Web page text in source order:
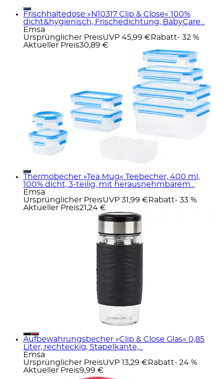
Frischhaltedose »N10317 Clip & Close« 100%
dicht&hygienisch, Frischedichtung, BabyCare...
Emsa
Ursprünglicher PreisUVP 45,99 € Rabatt- 32 %
Aktueller Preis30,89 €
Thermobecher »Tea Mug« Teebecher, 400 ml,
100% dicht, 3-teilig, mit herausnehmbarem...
Emsa
Ursprünglicher PreisUVP 31,99 € Rabatt- 33 %
Aktueller Preis21,24 €
Aufbewahrungsbecher »Clip & Close Glas« 0,85
Liter, rechteckig, Stapelkante,...
Emsa
Ursprünglicher PreisUVP 13,29 € Rabatt- 24 %
Aktueller Preis9,99 €